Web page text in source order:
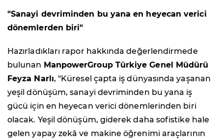
"Sanayi devriminden bu yana en heyecan verici
dönemlerden biri"
Hazırladıkları rapor hakkında değerlendirmede
bulunan ManpowerGroup Türkiye Genel Müdürü
Feyza Narlı, "Küresel çapta iş dünyasında yaşanan
yeşil dönüşüm, sanayi devriminden bu yana iş
gücü için en heyecan verici dönemlerinden biri
olacak. Yeşil dönüşüm, giderek daha sofistike hale
gelen yapay zekâ ve makine öğrenimi araçlarının